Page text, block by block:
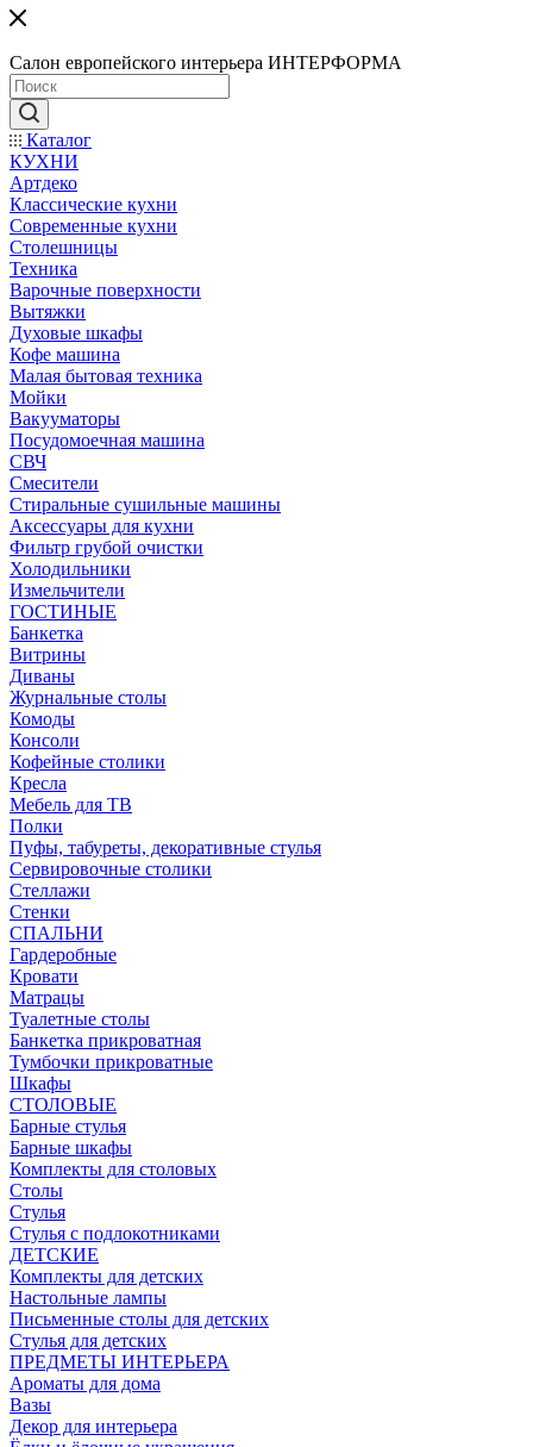
Салон европейского интерьера ИНТЕРФОРМА
Каталог
КУХНИ
Артдеко
Классические кухни
Современные кухни
Столешницы
Техника
Варочные поверхности
Вытяжки
Духовые шкафы
Кофе машина
Малая бытовая техника
Мойки
Вакууматоры
Посудомоечная машина
СВЧ
Смесители
Стиральные сушильные машины
Аксессуары для кухни
Фильтр грубой очистки
Холодильники
Измельчители
ГОСТИНЫЕ
Банкетка
Витрины
Диваны
Журнальные столы
Комоды
Консоли
Кофейные столики
Кресла
Мебель для ТВ
Полки
Пуфы, табуреты, декоративные стулья
Сервировочные столики
Стеллажи
Стенки
СПАЛЬНИ
Гардеробные
Кровати
Матрацы
Туалетные столы
Банкетка прикроватная
Тумбочки прикроватные
Шкафы
СТОЛОВЫЕ
Барные стулья
Барные шкафы
Комплекты для столовых
Столы
Стулья
Стулья с подлокотниками
ДЕТСКИЕ
Комплекты для детских
Настольные лампы
Письменные столы для детских
Стулья для детских
ПРЕДМЕТЫ ИНТЕРЬЕРА
Ароматы для дома
Вазы
Декор для интерьера